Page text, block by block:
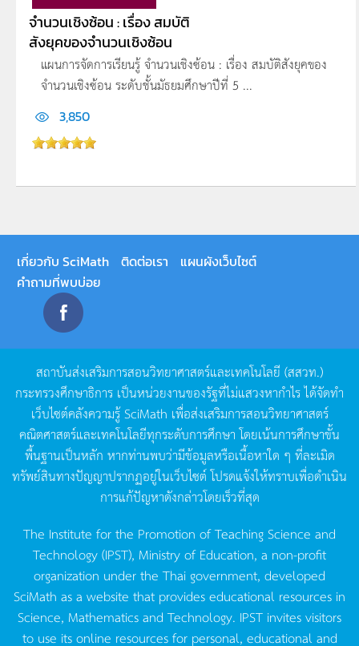
จำนวนเชิงซ้อน : เรื่อง สมบัติ
สังยุคของจำนวนเชิงซ้อน
แผนการจัดการเรียนรู้ จำนวนเชิงซ้อน : เรื่อง สมบัติสังยุคของ
จำนวนเชิงซ้อน ระดับชั้นมัธยมศึกษาปีที่ 5 ...
3,850
เกี่ยวกับ SciMath ติดต่อเรา
แผนผังเว็บไซต์
คำถามที่พบบ่อย
สถาบันส่งเสริมการสอนวิทยาศาสตร์และเทคโนโลยี (สสวท.)
กระทรวงศึกษาธิการ เป็นหน่วยงานของรัฐที่ไม่แสวงหากำไรได้จัดทำ
เว็บไซต์คลังความรู้SciMath เพื่อส่งเสริมการสอนวิทยาศาสตร์
คณิตศาสตร์และเทคโนโลยีทุกระดับการศึกษา โดยเน้นการศึกษาขั้น
พื้นฐานเป็นหลัก หากท่านพบว่ามีข้อมูลหรือเนื้อหาใด ๆ ที่ละเมิด
ทรัพย์สินทางปัญญาปรากฏอยู่ในเว็บไซต์โปรดแจ้งให้ทราบเพื่อดำเนิน
การแก้ปัญหาดังกล่าวโดยเร็วที่สุด
The Institute for the Promotion of Teaching Science and
Technology (IPST), Ministry of Education, a non-profit
organization under the Thai government, developed
SciMath as a website that provides educational resources in
Science, Mathematics and Technology. IPST invites visitors
to use its online resources for personal, educational and